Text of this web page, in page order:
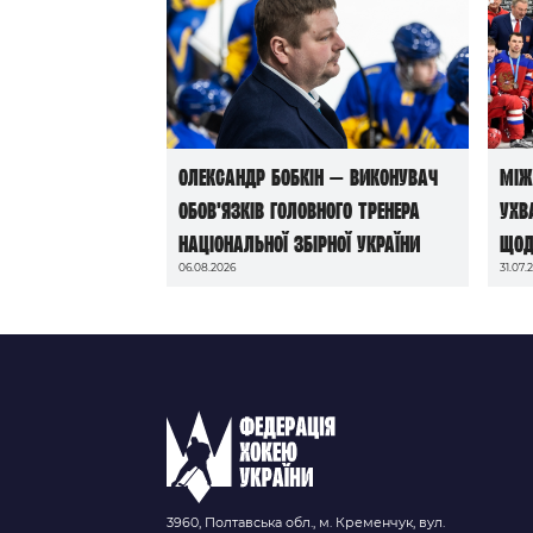
Олександр Бобкін — виконувач
обов’язків головного тренера
національної збірної України
06.08.2026
до
3960, Полтавська обл., м. Кременчук, вул.